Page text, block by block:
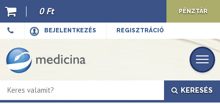
BEJELENTKEZÉS REGISZTRÁCIÓ
0 Ft PÉNZTÁR
KERESÉS
Ajánló
Kiadványaink
E-book
Újdonságok